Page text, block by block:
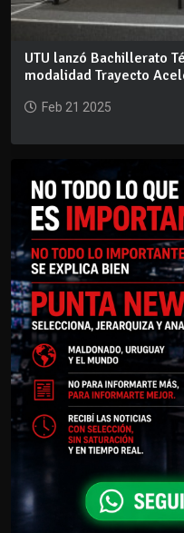
UTU lanzó Bachillerato
modalidad Trayecto
Feb 21 2025